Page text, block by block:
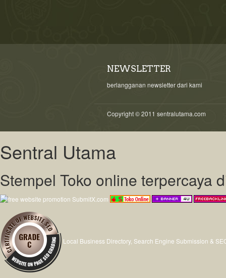
NEWSLETTER
berlangganan newsletter dari kami
Copyright © 2011 sentralutama.com
Sentral Utama
Stempel Toko online terpercaya
Local Business Directory, Search Engine Submission &